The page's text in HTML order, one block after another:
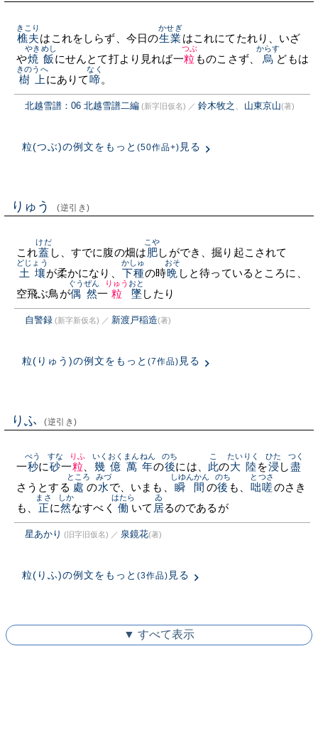
樵夫
きこり
はこれをしらず、今日の生業
かせぎ
はこれにてたれり、いざ
や焼飯
やきめし
にせんとて打より見れば一粒
つぶ
ものこさず、 烏
からす
どもは
樹上
きのうへ
にありて啼
なく
。
北越雪譜：06 北越雪譜二編 (新字旧仮名) ／ 鈴木牧之 、 山東京山(著)
粒(つぶ)の例文をもっと (50作品+) 見る
りゅう (逆引き)
これ蓋
けだ
し、すでに腹の畑は肥
こや
しができ、掘り起こされて
土壤
どじょう
が柔かになり、 下種
かしゅ
の時晩
おそ
しと待っているところに、
空飛ぶ鳥が偶然
ぐうぜん
一 粒
りゅう
墜
おと
したり
自警録 (新字新仮名) ／ 新渡戸稲造(著)
粒(りゅう)の例文をもっと (7作品) 見る
りふ (逆引き)
一秒
べう
に砂
すな
一粒
りふ
幾億萬年
いくおくまんねん
の後
のち
には、 此
こ
の大陸
たいりく
を浸
ひた
し盡
つく
さうとする 處
ところ
の水
みづ
で、いまも、 瞬間
しゆんかん
の後
のち
も、 咄嗟
とつさ
のさき
も、 正
まさ
に然
しか
なすべく 働
はたら
いて 居
ゐ
るのであるが
星あかり (旧字旧仮名) ／ 泉鏡花(著)
粒(りふ)の例文をもっと (3作品) 見る
▼ すべて表示